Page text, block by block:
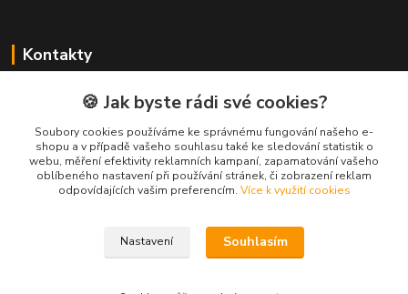
Kontakty
Zákaznická podpora Spojovat.cz
+420 606 036 459
(PO-PÁ, 8-16 hod.)
info@spojovat.cz
🍪 Jak byste rádi své cookies?
Soubory cookies používáme ke správnému fungování našeho e-
shopu a v případě vašeho souhlasu také ke sledování statistik o
webu, měření efektivity reklamních kampaní, zapamatování vašeho
oblíbeného nastavení při používání stránek, či zobrazení reklam
odpovídajících vašim preferencím. Více k využití cookies
Nastavení Souhlasím